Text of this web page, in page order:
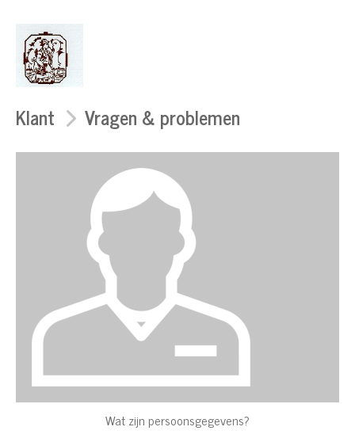
Klant Vragen & problemen
Wat zijn persoonsgegevens?